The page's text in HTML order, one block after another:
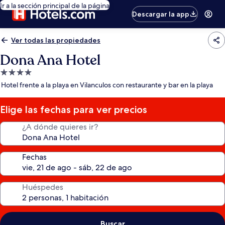
Ir a la sección principal de la página
Descargar la app
Ver todas las propiedades
Dona Ana Hotel
Propiedad
de
estrellas
Hotel frente a la playa en Vilanculos con restaurante y bar en la playa
Elige las fechas para ver precios
¿A dónde quieres ir?
Fechas
Huéspedes